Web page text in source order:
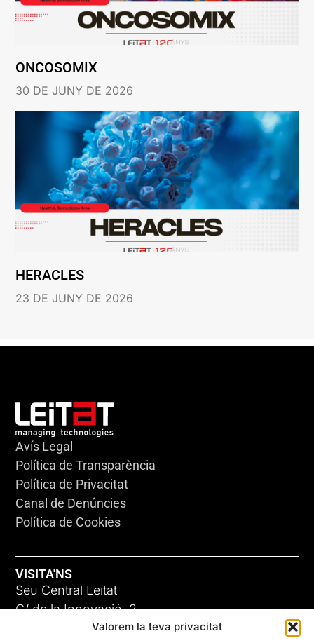
Valorem la teva privacitat
ONCOSOMIX
30 DE JUNY DE 2026
HERACLES
23 DE JUNY DE 2026
Avís Legal
Política de Transparència
Política de Privacitat
Canal de Denúncies
Política de Cookies
VISITA'NS
Seu Central Leitat
C/ de la Innovació, 2
08225 Terrassa, (Barcelona)